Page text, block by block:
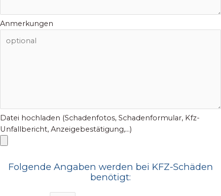
Anmerkungen
Datei hochladen (Schadenfotos, Schadenformular, Kfz-
Unfallbericht, Anzeigebestätigung,...)
Folgende Angaben werden bei KFZ-Schäden
benötigt: